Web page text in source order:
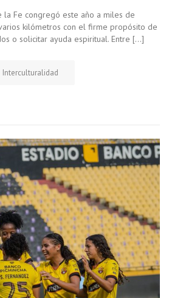
la Fe congregó este año a miles de
kilómetros con el firme propósito de
o solicitar ayuda espiritual. Entre […]
Interculturalidad